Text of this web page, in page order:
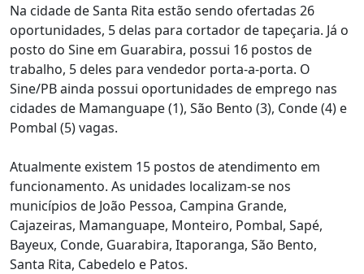
Na cidade de Santa Rita estão sendo ofertadas 26
oportunidades, 5 delas para cortador de tapeçaria. Já o
posto do Sine em Guarabira, possui 16 postos de
trabalho, 5 deles para vendedor porta-a-porta. O
Sine/PB ainda possui oportunidades de emprego nas
cidades de Mamanguape (1), São Bento (3), Conde (4) e
Pombal (5) vagas.
Atualmente existem 15 postos de atendimento em
funcionamento. As unidades localizam-se nos
municípios de João Pessoa, Campina Grande,
Cajazeiras, Mamanguape, Monteiro, Pombal, Sapé,
Bayeux, Conde, Guarabira, Itaporanga, São Bento,
Santa Rita, Cabedelo e Patos.